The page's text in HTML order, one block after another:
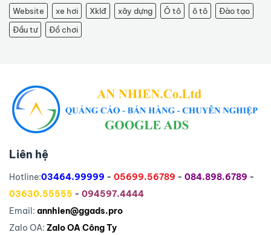
Website
xe hơi Xklđ xây dựng Ô tô ô tô
Đào tạo
Đầu tư
Đồ chơi
Liên hệ
Hotline:03464.99999 - 05699.56789 - 084.898.6789 -
03630.55555 - 094597.4444
Email: annhien@ggads.pro
Zalo OA: Zalo OA Công Ty